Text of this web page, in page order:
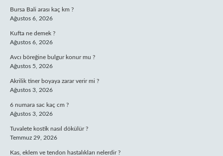
Bursa Bali arası kaç km ?
Ağustos 6, 2026
Kufta ne demek ?
Ağustos 6, 2026
Avcı böreğine bulgur konur mu ?
Ağustos 5, 2026
Akrilik tiner boyaya zarar verir mi ?
Ağustos 3, 2026
6 numara sac kaç cm ?
Ağustos 3, 2026
Tuvalete kostik nasıl dökülür ?
Temmuz 29, 2026
Kas, eklem ve tendon hastalıkları nelerdir ?